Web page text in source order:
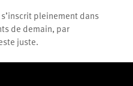
pleinement dans
de demain, par
juste.